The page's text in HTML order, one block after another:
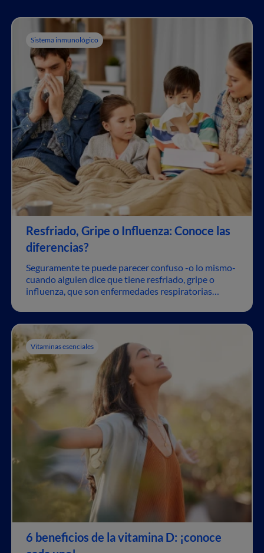
Sistema inmunológico
Resfriado, Gripe o Influenza: Conoce las
diferencias?
Seguramente te puede parecer confuso -o lo mismo-
cuando alguien dice que tiene resfriado, gripe o
influenza, que son enfermedades respiratorias
Vitaminas esenciales
6 beneficios de la vitamina D: ¡conoce